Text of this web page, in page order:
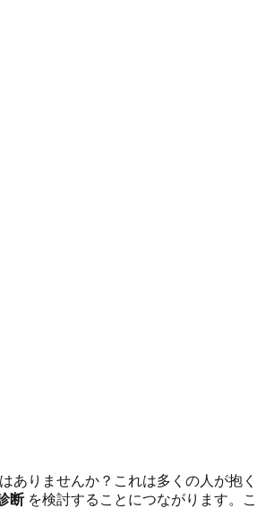
ありませんか？これは多くの人が抱
断を検討することにつながります。